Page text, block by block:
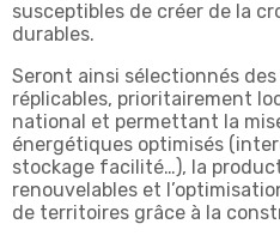
susceptibles de créer de la
durables.
Seront ainsi sélectionnés
réplicables, prioritairement
national et permettant la
énergétiques optimisés
stockage facilité…), la
renouvelables et
de territoires grâce à la